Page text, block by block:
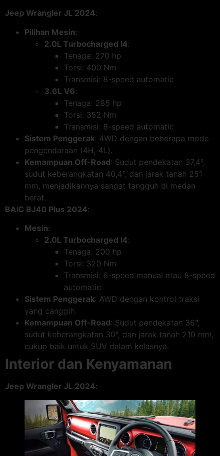
Jeep Wrangler JL 2024:
Pilihan Mesin:
2.0L Turbocharged I4:
Tenaga: 270 hp
Torsi: 400 Nm
Transmisi: 8-speed automatic
3.6L V6:
Tenaga: 285 hp
Torsi: 352 Nm
Transmisi: 8-speed automatic
Sistem Penggerak: 4WD dengan beberapa mode
pengendaraan (4H, 4L).
Kemampuan Off-Road: Sudut pendekatan 37,4°,
sudut keberangkatan 40,4°, dan jarak tanah 251
mm, menjadikannya sangat tangguh di medan
berat.
BAIC BJ40 Plus 2024:
Mesin:
2.0L Turbocharged I4:
Tenaga: 200 hp
Torsi: 320 Nm
Transmisi: 6-speed manual atau 8-speed
automatic
Sistem Penggerak: AWD dengan kontrol traksi
yang canggih.
Kemampuan Off-Road: Sudut pendekatan 36°,
sudut keberangkatan 30°, dan jarak tanah 210 mm,
cukup baik untuk SUV dalam kelasnya.
Interior dan Kenyamanan
Jeep Wrangler JL 2024: